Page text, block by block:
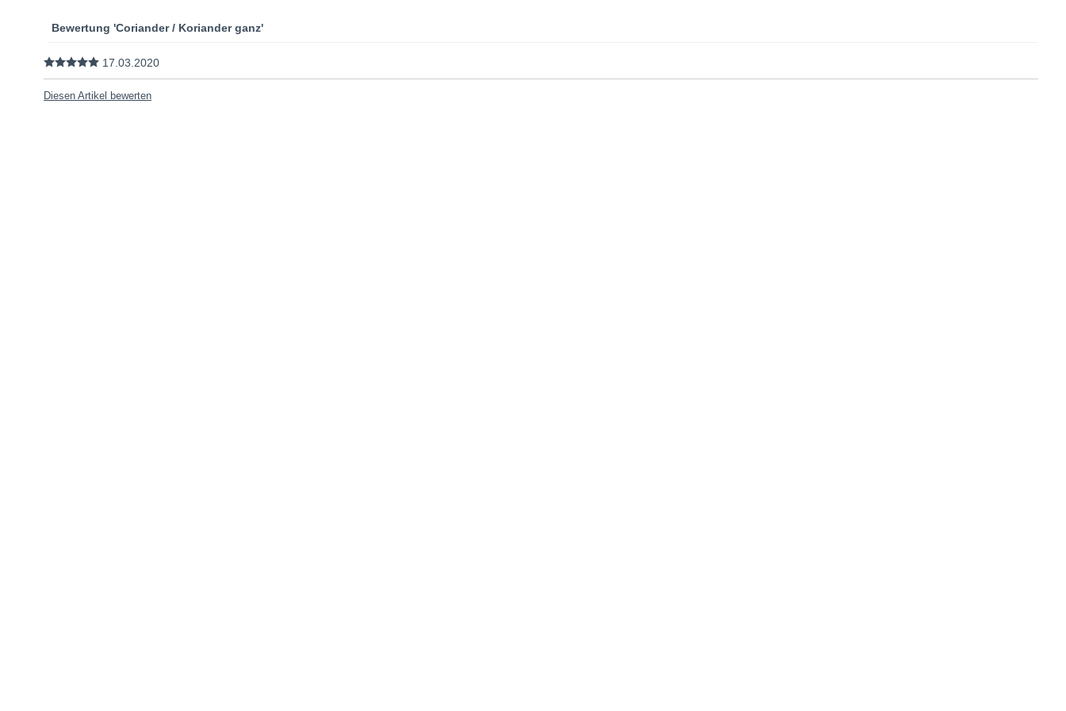
Bewertung 'Coriander / Koriander ganz'
17.03.2020
Diesen Artikel bewerten